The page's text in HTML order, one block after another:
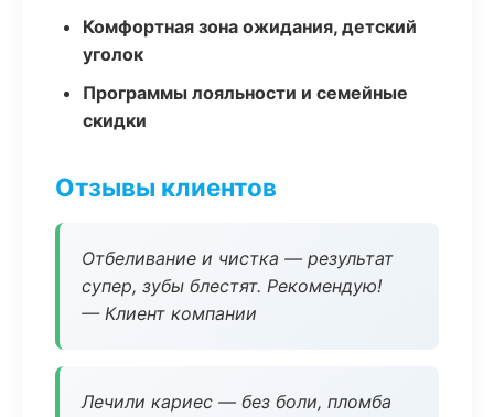
Комфортная зона ожидания, детский
уголок
Программы лояльности и семейные
скидки
Отзывы клиентов
Отбеливание и чистка — результат
супер, зубы блестят. Рекомендую!
— Клиент компании
Лечили кариес — без боли, пломба